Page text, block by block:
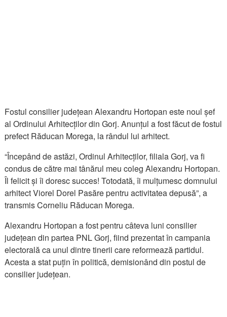
Fostul consilier județean Alexandru Hortopan este noul șef
al Ordinului Arhitecților din Gorj. Anunțul a fost făcut de fostul
prefect Răducan Morega, la rândul lui arhitect.
“Începând de astăzi, Ordinul Arhitecților, filiala Gorj, va fi
condus de către mai tânărul meu coleg Alexandru Hortopan.
Îl felicit și îi doresc succes! Totodată, îi mulțumesc domnului
arhitect Viorel Dorel Pasăre pentru activitatea depusă”, a
transmis Corneliu Răducan Morega.
Alexandru Hortopan a fost pentru câteva luni consilier
județean din partea PNL Gorj, fiind prezentat în campania
electorală ca unul dintre tinerii care reformează partidul.
Acesta a stat puțin în politică, demisionând din postul de
consilier județean.